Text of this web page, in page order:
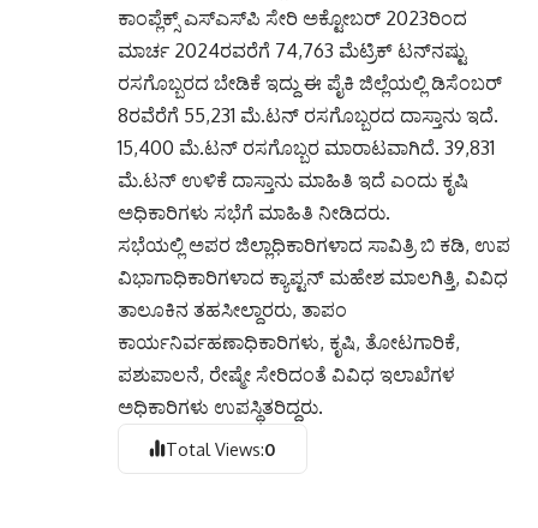
ಕಾಂಪ್ಲೆಕ್ಸ್ ಎಸ್‌ಎಸ್‌ಪಿ ಸೇರಿ ಅಕ್ಟೋಬರ್ 2023ರಿಂದ
ಮಾರ್ಚ 2024ರವರೆಗೆ 74,763 ಮೆಟ್ರಿಕ್ ಟನ್‌ನಷ್ಟು
ರಸಗೊಬ್ಬರದ ಬೇಡಿಕೆ ಇದ್ದು ಈ ಪೈಕಿ ಜಿಲ್ಲೆಯಲ್ಲಿ ಡಿಸೆಂಬರ್
8ರವೆರೆಗೆ 55,231 ಮೆ.ಟನ್ ರಸಗೊಬ್ಬರದ ದಾಸ್ತಾನು ಇದೆ.
15,400 ಮೆ.ಟನ್ ರಸಗೊಬ್ಬರ ಮಾರಾಟವಾಗಿದೆ. 39,831
ಮೆ.ಟನ್ ಉಳಿಕೆ ದಾಸ್ತಾನು ಮಾಹಿತಿ ಇದೆ ಎಂದು ಕೃಷಿ
ಅಧಿಕಾರಿಗಳು ಸಭೆಗೆ ಮಾಹಿತಿ ನೀಡಿದರು.
ಸಭೆಯಲ್ಲಿ ಅಪರ ಜಿಲ್ಲಾಧಿಕಾರಿಗಳಾದ ಸಾವಿತ್ರಿ ಬಿ ಕಡಿ, ಉಪ
ವಿಭಾಗಾಧಿಕಾರಿಗಳಾದ ಕ್ಯಾಪ್ಟನ್ ಮಹೇಶ ಮಾಲಗಿತ್ತಿ, ವಿವಿಧ
ತಾಲೂಕಿನ ತಹಸೀಲ್ದಾರರು, ತಾಪಂ
ಕಾರ್ಯನಿರ್ವಹಣಾಧಿಕಾರಿಗಳು, ಕೃಷಿ, ತೋಟಗಾರಿಕೆ,
ಪಶುಪಾಲನೆ, ರೇಷ್ಮೇ ಸೇರಿದಂತೆ ವಿವಿಧ ಇಲಾಖೆಗಳ
ಅಧಿಕಾರಿಗಳು ಉಪಸ್ಥಿತರಿದ್ದರು.
Total Views:0